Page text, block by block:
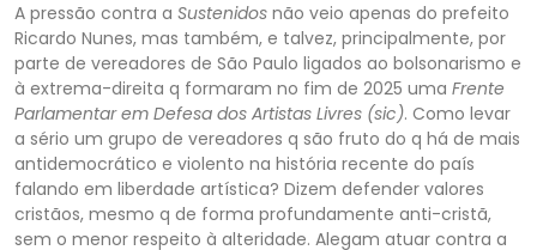
A pressão contra a Sustenidos não veio apenas do prefeito
Ricardo Nunes, mas também, e talvez, principalmente, por
parte de vereadores de São Paulo ligados ao bolsonarismo e
à extrema-direita q formaram no fim de 2025 uma Frente
Parlamentar em Defesa dos Artistas Livres (sic). Como levar
a sério um grupo de vereadores q são fruto do q há de mais
antidemocrático e violento na história recente do país
falando em liberdade artística? Dizem defender valores
cristãos, mesmo q de forma profundamente anti-cristã,
sem o menor respeito à alteridade. Alegam atuar contra a